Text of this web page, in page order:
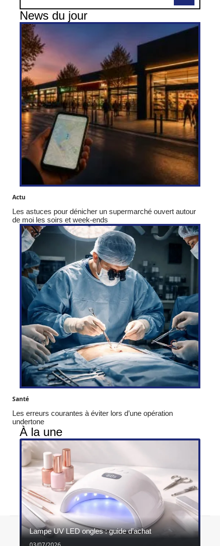
News du jour
Actu
Les astuces pour dénicher un supermarché ouvert autour
de moi les soirs et week-ends
Santé
Les erreurs courantes à éviter lors d’une opération
undertone
À la une
Lampe UV LED ongles : guide d’achat
Contact Mentions légales Sitemap